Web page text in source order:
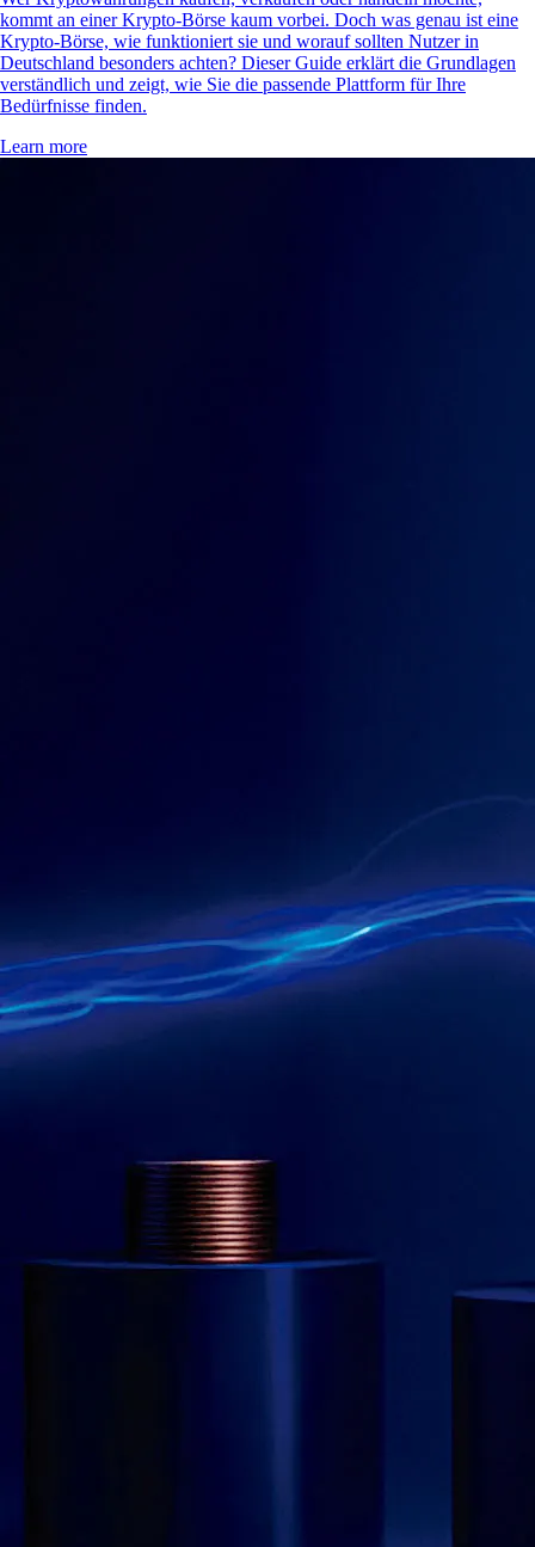
kommt an einer Krypto-Börse kaum vorbei. Doch was genau ist eine
Krypto-Börse, wie funktioniert sie und worauf sollten Nutzer in
Deutschland besonders achten? Dieser Guide erklärt die Grundlagen
verständlich und zeigt, wie Sie die passende Plattform für Ihre
Bedürfnisse finden.
Learn more